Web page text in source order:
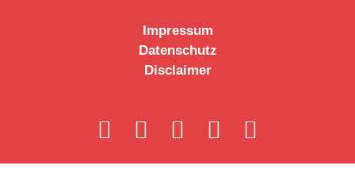
Impressum
Datenschutz
Disclaimer